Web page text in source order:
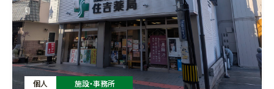
個人 施設・事務所